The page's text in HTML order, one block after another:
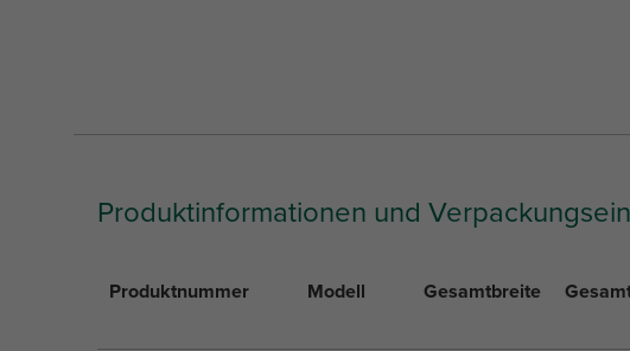
Produktinformationen und
Produktnummer Modell Gesamtbreite